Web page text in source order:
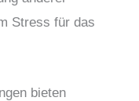
Stress für das
bieten